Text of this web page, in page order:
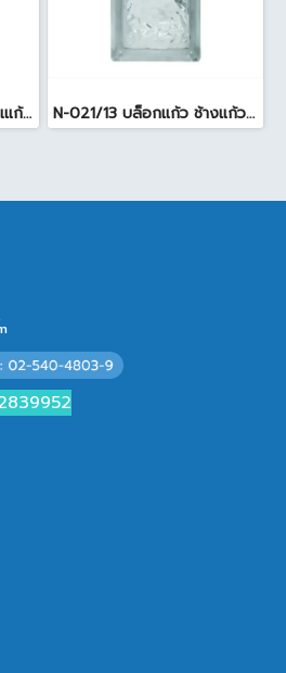
N-014/13 บล็อกแก้ว ช้างแแก้ว WOW หยาดเพชร ( 24x11.5x8 cm.) N-021/13 บล็อกแก้ว ช้างแก้ว WOW แก้วประดับฟ้า ( 24X11.5X8cm )